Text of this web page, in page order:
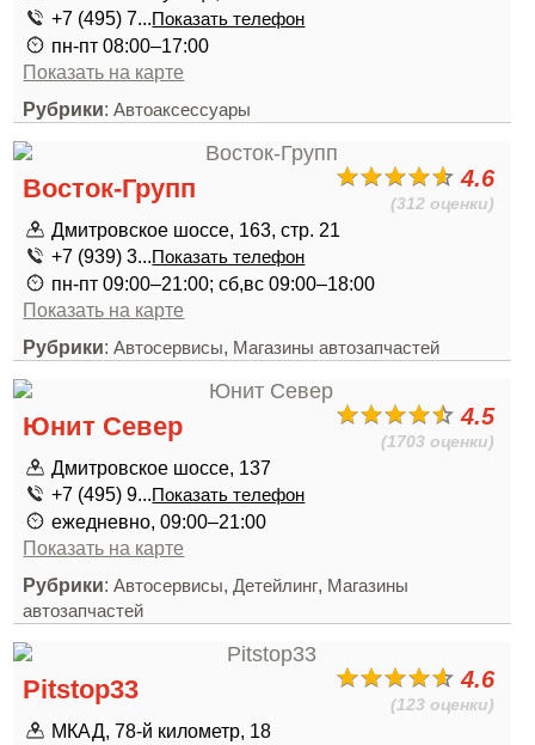
+7 (495) 7...Показать телефон
пн-пт 08:00–17:00
Показать на карте
Рубрики:Автоаксессуары
4.6
(312 оценки)
Восток-Групп
Дмитровское шоссе, 163, стр. 21
+7 (939) 3...Показать телефон
пн-пт 09:00–21:00; сб,вс 09:00–18:00
Показать на карте
Рубрики:Автосервисы, Магазины автозапчастей
4.5
(1703 оценки)
Юнит Север
Дмитровское шоссе, 137
+7 (495) 9...Показать телефон
ежедневно, 09:00–21:00
Показать на карте
Рубрики:Автосервисы,Детейлинг, Магазины
автозапчастей
4.6
(123 оценки)
Pitstop33
МКАД, 78-й километр, 18